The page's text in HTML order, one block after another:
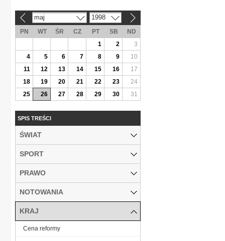
maj 1998
PN WT ŚR CZ PT SB
ND
1
2
3
4
5 6 7 8 9
10
11
12 13 14 15 16
17
18
19 20 21 22 23
24
25
26 27 28 29 30 31
SPIS TREŚCI
ŚWIAT
SPORT
PRAWO
NOTOWANIA
KRAJ
Cena reformy